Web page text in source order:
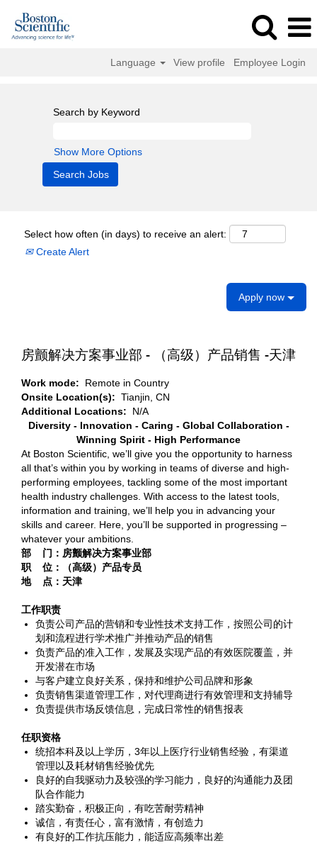
Language View profile Employee Login
Search by Keyword
Show More Options
Select how often (in days) to receive an alert:
Create Alert
Apply now
房颤解决方案事业部 - （高级）产品销售 -天津
Work mode: Remote in Country
Onsite Location(s): Tianjin, CN
Additional Locations: N/A
Diversity - Innovation - Caring - Global Collaboration -
Winning Spirit - High Performance
At Boston Scientific, we’ll give you the opportunity to harness
all that’s within you by working in teams of diverse and high-
performing employees, tackling some of the most important
health industry challenges. With access to the latest tools,
information and training, we’ll help you in advancing your
skills and career. Here, you’ll be supported in progressing –
whatever your ambitions.
部 门：房颤解决方案事业部
职 位：（高级）产品专员
地 点：天津
工作职责
负责公司产品的营销和专业性技术支持工作，按照公司的计
划和流程进行学术推广并推动产品的销售
负责产品的准入工作，发展及实现产品的有效医院覆盖，并
开发潜在市场
与客户建立良好关系，保持和维护公司品牌和形象
负责销售渠道管理工作，对代理商进行有效管理和支持辅导
负责提供市场反馈信息，完成日常性的销售报表
任职资格
统招本科及以上学历，3年以上医疗行业销售经验，有渠道
管理以及耗材销售经验优先
良好的自我驱动力及较强的学习能力，良好的沟通能力及团
队合作能力
踏实勤奋，积极正向，有吃苦耐劳精神
诚信，有责任心，富有激情，有创造力
有良好的工作抗压能力，能适应高频率出差